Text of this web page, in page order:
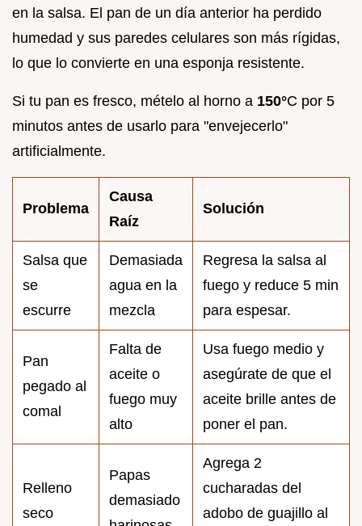
en la salsa. El pan de un día anterior ha perdido
humedad y sus paredes celulares son más rígidas,
lo que lo convierte en una esponja resistente.
Si tu pan es fresco, mételo al horno a 150°C por 5
minutos antes de usarlo para "envejecerlo"
artificialmente.
Problema
Causa
Raíz
Solución
Salsa que
se
escurre
Demasiada
agua en la
mezcla
Regresa la salsa al
fuego y reduce 5 min
para espesar.
Pan
pegado al
comal
Falta de
aceite o
fuego muy
alto
Usa fuego medio y
asegúrate de que el
aceite brille antes de
poner el pan.
Relleno
seco
Papas
demasiado
Agrega 2
cucharadas del
adobo de guajillo al